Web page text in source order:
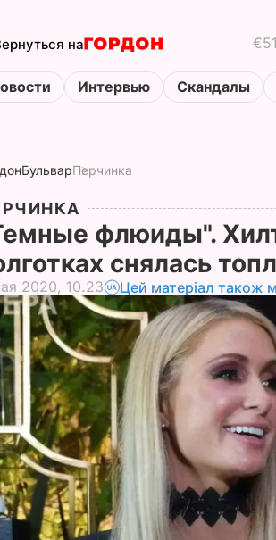
на
Интервью Скандалы
БульварПерчинка
флюиды".
снялась
2020, 10.23 Цей матеріал також